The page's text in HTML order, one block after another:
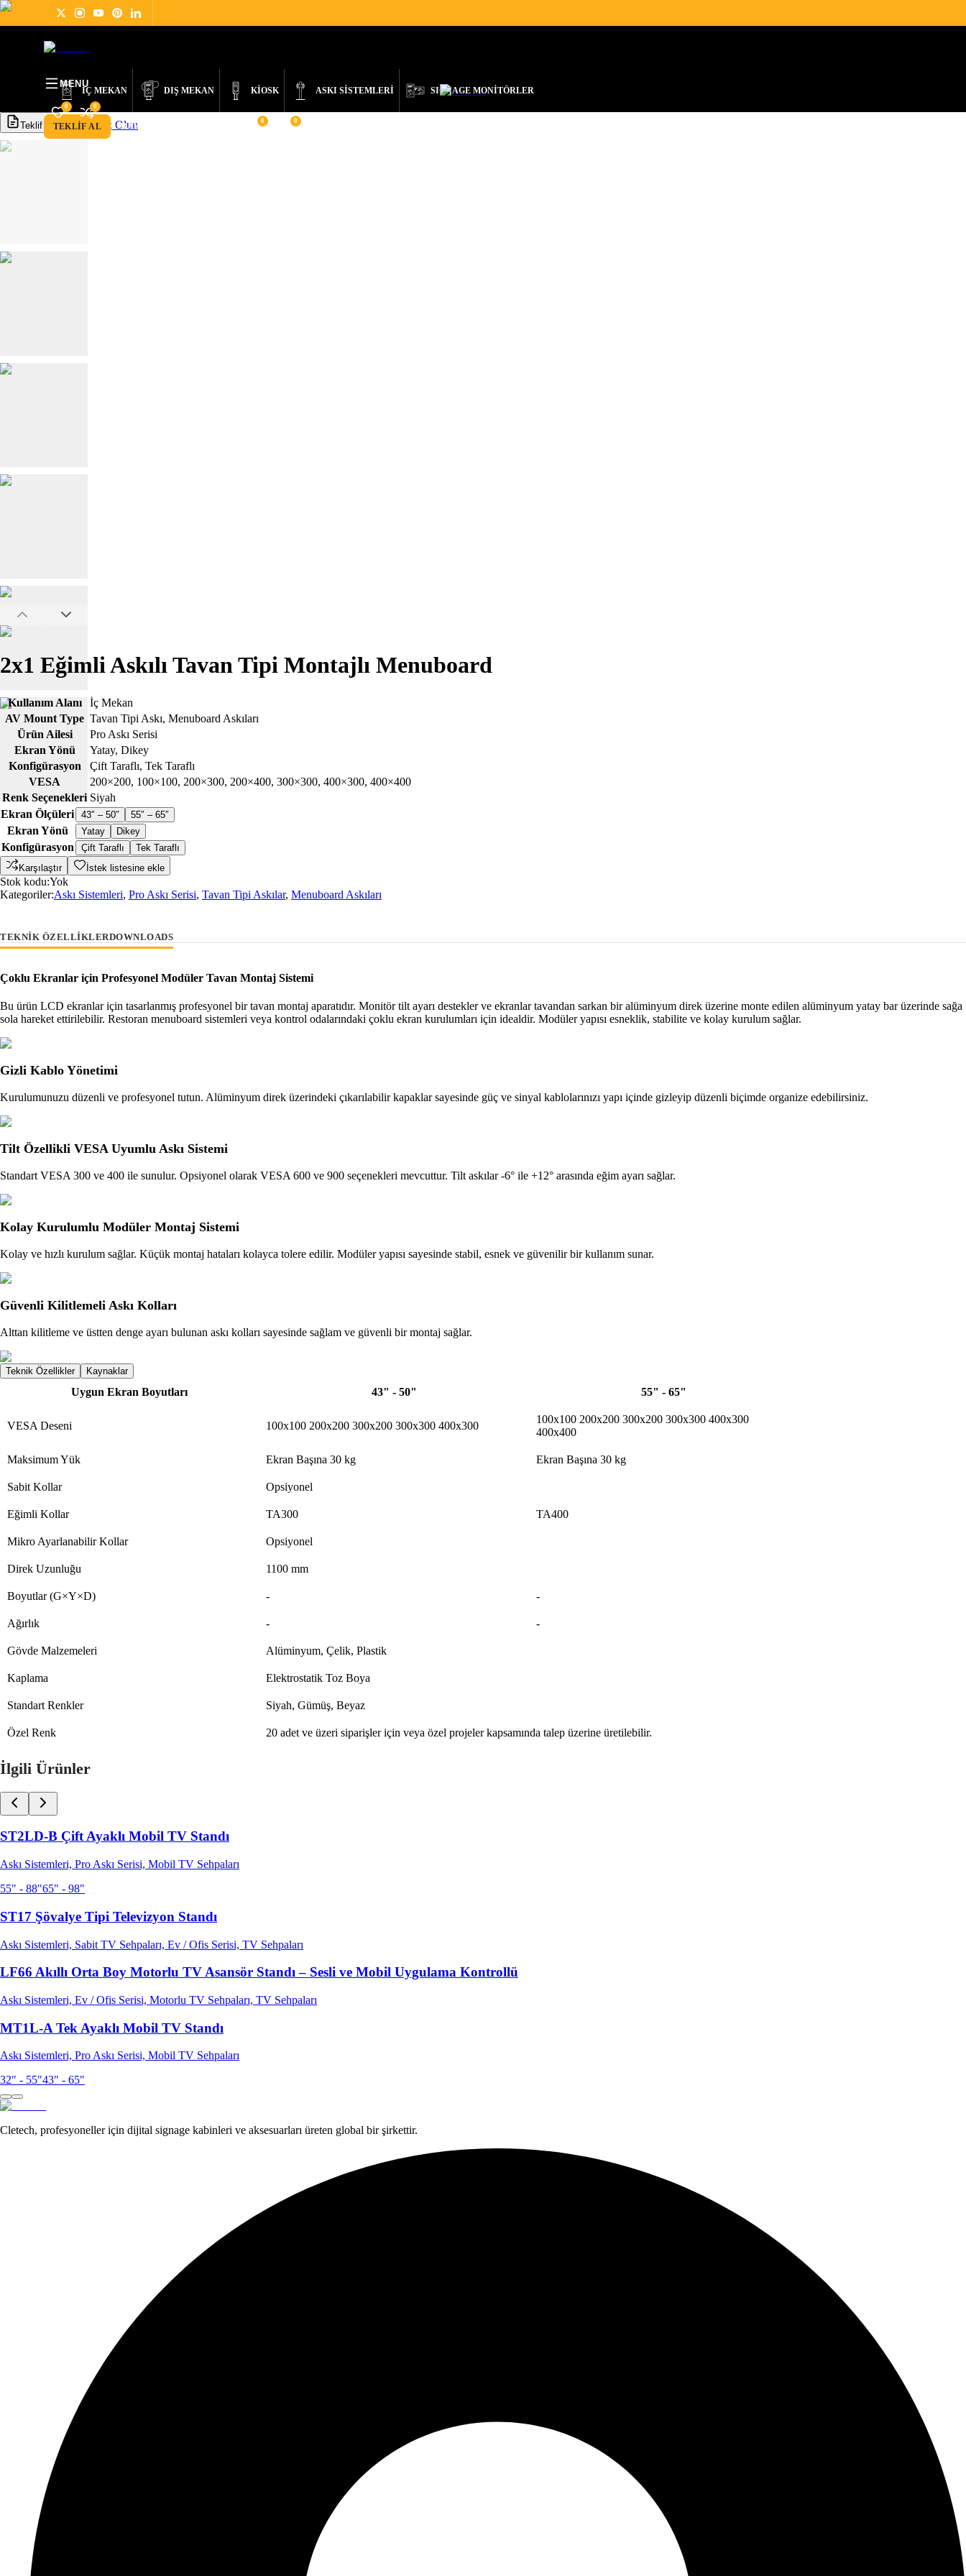
İÇ MEKAN DIŞ MEKAN KİOSK ASKI SİSTEMLERİ SIGNAGE MONİTÖRLER
TEKLIF AL BAYIMIZ OLUN
0 0
MENU
0 0
Teklif Al Bayimiz Olun
2x1 Eğimli Askılı Tavan Tipi Montajlı Menuboard
Kullanım Alanı
İç Mekan
AV Mount Type Tavan Tipi Askı, Menuboard Askıları
Ürün Ailesi
Pro Askı Serisi
Ekran Yönü
Yatay, Dikey
Konfigürasyon
Çift Taraflı, Tek Taraflı
VESA
200×200, 100×100, 200×300, 200×400, 300×300, 400×300, 400×400
Renk Seçenekleri Siyah
Ekran Ölçüleri
43″ – 50″ 55″ – 65″
Ekran Yönü Yatay Dikey
Konfigürasyon Çift Taraflı
Tek Taraflı
Karşılaştır
İstek listesine ekle
Stok kodu:Yok
Kategoriler:Askı Sistemleri, Pro Askı Serisi, Tavan Tipi Askılar, Menuboard Askıları
TEKNIK ÖZELLIKLERDOWNLOADS
Çoklu Ekranlar için Profesyonel Modüler Tavan Montaj Sistemi
Bu ürün LCD ekranlar için tasarlanmış profesyonel bir tavan montaj aparatıdır. Monitör tilt ayarı destekler ve ekranlar tavandan sarkan bir alüminyum direk üzerine monte edilen alüminyum yatay bar üzerinde sağa
sola hareket ettirilebilir. Restoran menuboard sistemleri veya kontrol odalarındaki çoklu ekran kurulumları için idealdir. Modüler yapısı esneklik, stabilite ve kolay kurulum sağlar.
Gizli Kablo Yönetimi
Kurulumunuzu düzenli ve profesyonel tutun. Alüminyum direk üzerindeki çıkarılabilir kapaklar sayesinde güç ve sinyal kablolarınızı yapı içinde gizleyip düzenli biçimde organize edebilirsiniz.
Tilt Özellikli VESA Uyumlu Askı Sistemi
Standart VESA 300 ve 400 ile sunulur. Opsiyonel olarak VESA 600 ve 900 seçenekleri mevcuttur. Tilt askılar -6° ile +12° arasında eğim ayarı sağlar.
Kolay Kurulumlu Modüler Montaj Sistemi
Kolay ve hızlı kurulum sağlar. Küçük montaj hataları kolayca tolere edilir. Modüler yapısı sayesinde stabil, esnek ve güvenilir bir kullanım sunar.
Güvenli Kilitlemeli Askı Kolları
Alttan kilitleme ve üstten denge ayarı bulunan askı kolları sayesinde sağlam ve güvenli bir montaj sağlar.
Teknik Özellikler Kaynaklar
Uygun Ekran Boyutları 43" - 50" 55" - 65"
VESA Deseni 100x100 200x200 300x200 300x300 400x300
100x100 200x200 300x200 300x300 400x300
400x400
Maksimum Yük Ekran Başına 30 kg Ekran Başına 30 kg
Sabit Kollar Opsiyonel
Eğimli Kollar TA300 TA400
Mikro Ayarlanabilir Kollar Opsiyonel
Direk Uzunluğu 1100 mm
Boyutlar (G×Y×D) - -
Ağırlık - -
Gövde Malzemeleri Alüminyum, Çelik, Plastik
Kaplama Elektrostatik Toz Boya
Standart Renkler Siyah, Gümüş, Beyaz
Özel Renk 20 adet ve üzeri siparişler için veya özel projeler kapsamında talep üzerine üretilebilir.
İlgili Ürünler
ST2LD-B Çift Ayaklı Mobil TV Standı
Askı Sistemleri, Pro Askı Serisi, Mobil TV Sehpaları
55" - 88"65" - 98"
ST17 Şövalye Tipi Televizyon Standı
Askı Sistemleri, Sabit TV Sehpaları, Ev / Ofis Serisi, TV Sehpaları
LF66 Akıllı Orta Boy Motorlu TV Asansör Standı – Sesli ve Mobil Uygulama Kontrollü
Askı Sistemleri, Ev / Ofis Serisi, Motorlu TV Sehpaları, TV Sehpaları
MT1L-A Tek Ayaklı Mobil TV Standı
Askı Sistemleri, Pro Askı Serisi, Mobil TV Sehpaları
32" - 55"43" - 65"
Cletech, profesyoneller için dijital signage kabinleri ve aksesuarları üreten global bir şirkettir.